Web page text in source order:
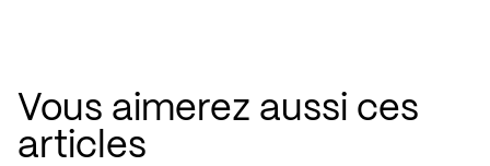
Vous aimerez aussi ces
articles